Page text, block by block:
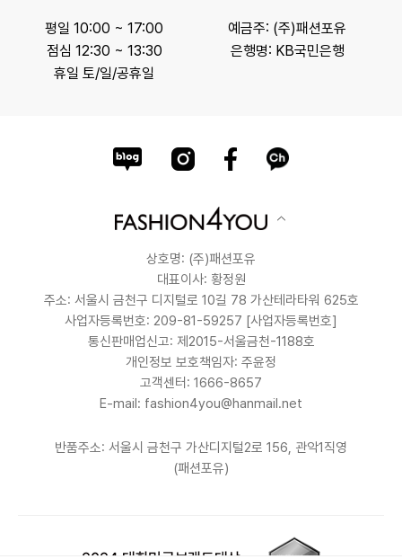
평일 10:00 ~ 17:00
점심 12:30 ~ 13:30
휴일 토/일/공휴일
예금주: (주)패션포유
은행명: KB국민은행
상호명: (주)패션포유
대표이사: 황정원
주소: 서울시 금천구 디지털로 10길 78 가산테라타워 625호
사업자등록번호: 209-81-59257 [사업자등록번호]
통신판매업신고: 제2015-서울금천-1188호
개인정보 보호책임자: 주윤정
고객센터: 1666-8657
E-mail: fashion4you@hanmail.net
반품주소: 서울시 금천구 가산디지털2로 156, 관악1직영
(패션포유)